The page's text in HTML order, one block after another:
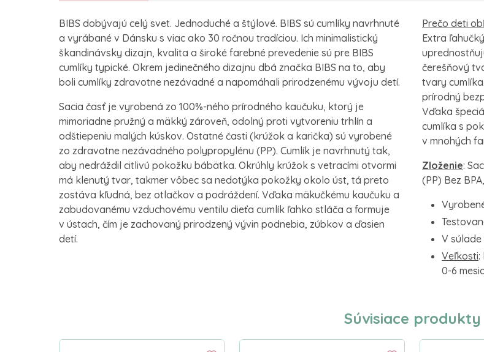
BIBS dobývajú celý svet. Jednoduché a štýlové. BIBS sú cumlíky navrhnuté
a vyrábané v Dánsku s viac ako 30 ročnou tradíciou. Ich minimalistický
škandinávsky dizajn, kvalita a široké farebné prevedenie sú pre BIBS
cumlíky typické. Okrem jedinečného dizajnu dbá značka BIBS na to, aby
boli cumlíky zdravotne nezávadné a napomáhali prirodzenému vývoju detí.
Sacia časť je vyrobená zo 100%-ného prírodného kaučuku, ktorý je
mimoriadne pružný a mäkký zároveň, odolný proti vytvoreniu trhlín a
odštiepeniu malých kúskov. Ostatné časti (krúžok a karička) sú vyrobené
zo zdravotne nezávadného polypropylénu (PP). Cumlík je navrhnutý tak,
aby nedráždil citlivú pokožku bábätka. Okrúhly krúžok s vetracími otvormi
má klenutý tvar, takmer vôbec sa nedotýka pokožky okolo úst, tá preto
zostáva kľudná, bez otlačkov a podráždení. Vďaka mäkučkému kaučuku a
zabudovanému vzduchovému ventilu dieťa cumlík ľahko stláča a formuje
v ústach, čím je zachovaný prirodzený vývin podnebia, zúbkov a ďasien
detí.
Prečo deti
Extra
čerešňový
tvary
prírodný
Vďaka
cumlíka s
v mnohých
Zloženie:
(PP) Bez
V súlade
Veľkosti:
0-6
Súvisiace produkty